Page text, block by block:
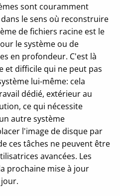
sont couramment
le sens où reconstruire
de fichiers racine est le
le système ou de
en profondeur. C'est là
et difficile qui ne peut pas
lui-même: cela
dédié, extérieur au
ce qui nécessite
autre système
l'image de disque par
ces tâches ne peuvent être
avancées. Les
prochaine mise à jour